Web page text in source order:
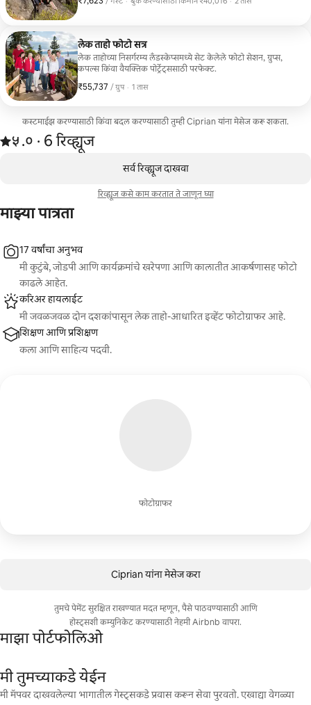
लेक ताहो फोटो सत्र
लेक ताहोच्या निसर्गरम्य लँडस्केप्समध्ये सेट केलेले फोटो सेशन, ग्रुप्स,
कपल्स किंवा वैयक्तिक पोर्ट्रेट्ससाठी परफेक्ट.
₹55,737 / ग्रुप
₹55,737, प्रति ग्रुप
, · 1 तास
कस्टमाईझ करण्यासाठी किंवा बदल करण्यासाठी तुम्ही Ciprian यांना मेसेज करू शकता.
6 रिव्ह्यूजमधून 5 पैकी ५.० स्टार्स रेटिंग आहे
५.०
,
· 6 रिव्ह्यूज
कोणताही
सर्व रिव्ह्यूज दाखवा
रिव्ह्यूज कसे काम करतात ते जाणून घ्या
माझ्या पात्रता
फोटोग्राफर
17 वर्षांचा अनुभव
मी कुटुंबे, जोडपी आणि कार्यक्रमांचे खरेपणा आणि कालातीत आकर्षणासह फोटो
काढले आहेत.
करिअर हायलाईट
मी जवळजवळ दोन दशकांपासून लेक ताहो-आधारित इव्हेंट फोटोग्राफर आहे.
शिक्षण आणि प्रशिक्षण
कला आणि साहित्य पदवी.
Ciprian यांना मेसेज करा
तुमचे पेमेंट सुरक्षित राखण्यात मदत म्हणून, पैसे पाठवण्यासाठी आणि
होस्ट्सशी कम्युनिकेट करण्यासाठी नेहमी Airbnb वापरा.
माझा पोर्टफोलिओ
मी तुमच्याकडे येईन
मी मॅपवर दाखवलेल्या भागातील गेस्ट्सकडे प्रवास करून सेवा पुरवतो. एखाद्या वेगळ्या